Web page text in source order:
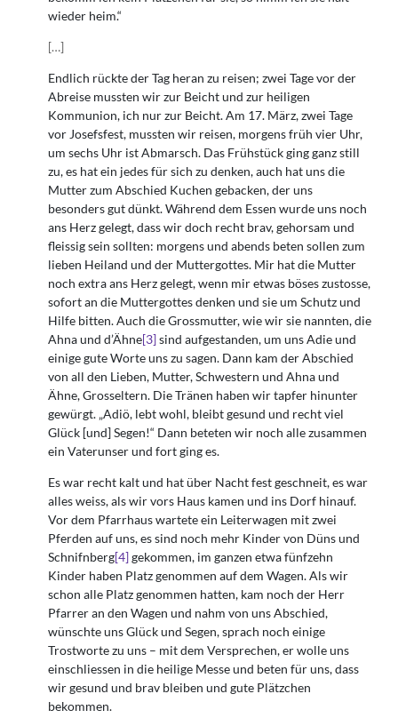
wieder heim.“
[…]
Endlich rückte der Tag heran zu reisen; zwei Tage vor der
Abreise mussten wir zur Beicht und zur heiligen
Kommunion, ich nur zur Beicht. Am 17. März, zwei Tage
vor Josefsfest, mussten wir reisen, morgens früh vier Uhr,
um sechs Uhr ist Abmarsch. Das Frühstück ging ganz still
zu, es hat ein jedes für sich zu denken, auch hat uns die
Mutter zum Abschied Kuchen gebacken, der uns
besonders gut dünkt. Während dem Essen wurde uns noch
ans Herz gelegt, dass wir doch recht brav, gehorsam und
fleissig sein sollten: morgens und abends beten sollen zum
lieben Heiland und der Muttergottes. Mir hat die Mutter
noch extra ans Herz gelegt, wenn mir etwas böses zustosse,
sofort an die Muttergottes denken und sie um Schutz und
Hilfe bitten. Auch die Grossmutter, wie wir sie nannten, die
Ahna und d’Ähne[3]sind aufgestanden, um uns Adie und
einige gute Worte uns zu sagen. Dann kam der Abschied
von all den Lieben, Mutter, Schwestern und Ahna und
Ähne, Grosseltern. Die Tränen haben wir tapfer hinunter
gewürgt. „Adiö, lebt wohl, bleibt gesund und recht viel
Glück [und] Segen!“ Dann beteten wir noch alle zusammen
ein Vaterunser und fort ging es.
Es war recht kalt und hat über Nacht fest geschneit, es war
alles weiss, als wir vors Haus kamen und ins Dorf hinauf.
Vor dem Pfarrhaus wartete ein Leiterwagen mit zwei
Pferden auf uns, es sind noch mehr Kinder von Düns und
Schnifnberg[4]gekommen, im ganzen etwa fünfzehn
Kinder haben Platz genommen auf dem Wagen. Als wir
schon alle Platz genommen hatten, kam noch der Herr
Pfarrer an den Wagen und nahm von uns Abschied,
wünschte uns Glück und Segen, sprach noch einige
Trostworte zu uns – mit dem Versprechen, er wolle uns
einschliessen in die heilige Messe und beten für uns, dass
wir gesund und brav bleiben und gute Plätzchen
bekommen.